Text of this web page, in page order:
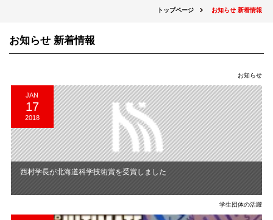
トップページ お知らせ 新着情報
お知らせ 新着情報
お知らせ
JAN
17
2018
西村学長が北海道科学技術賞を受賞しました
学生団体の活躍